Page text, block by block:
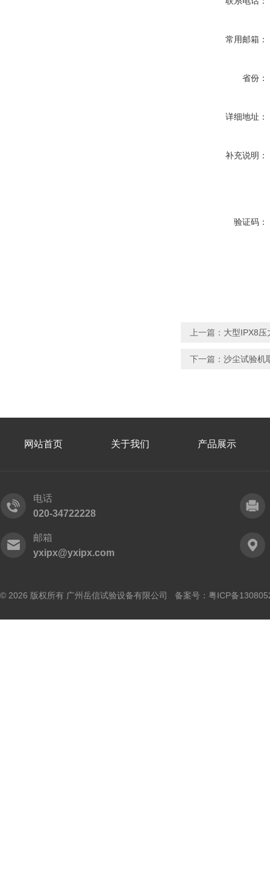
常用邮箱：
省份：
详细地址：
补充说明：
验证码：
上一篇： 大型IPX8
下一篇： 沙尘试验机
网站首页 关于我们 产品展示
电话
020-34722228
邮箱
yxipx@yxipx.com
© 2026 版权所有 广州岳信试验设备有限公司 备案号： 粤ICP备